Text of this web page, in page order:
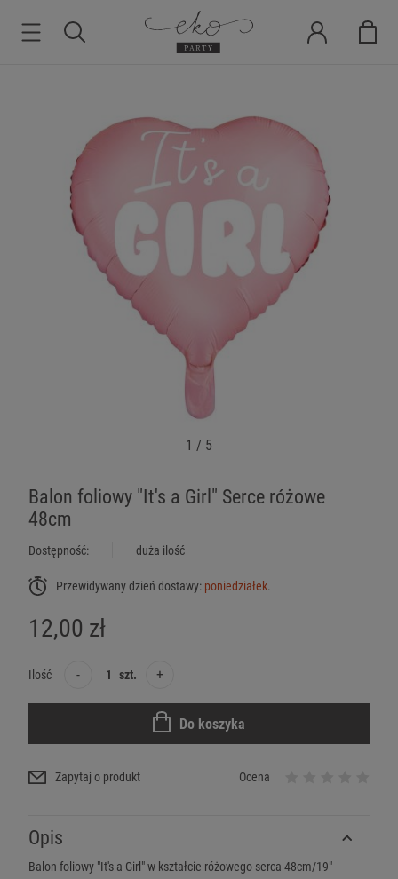
1 / 5
Balon foliowy "It's a Girl" Serce różowe
48cm
Dostępność: duża ilość
Przewidywany dzień dostawy: poniedziałek.
12,00 zł
Ilość - szt. +
Do koszyka
Zapytaj o produkt Ocena
Opis
Balon foliowy "It's a Girl" w kształcie różowego serca 48cm/19"